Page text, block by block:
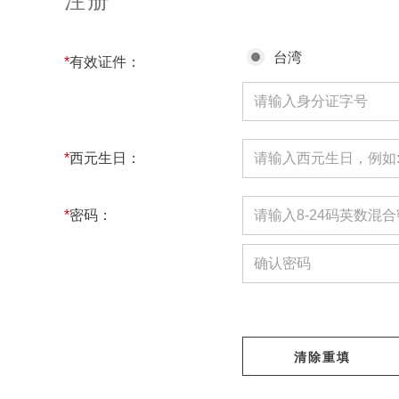
*有效证件： 台湾
*西元生日：
*密码：